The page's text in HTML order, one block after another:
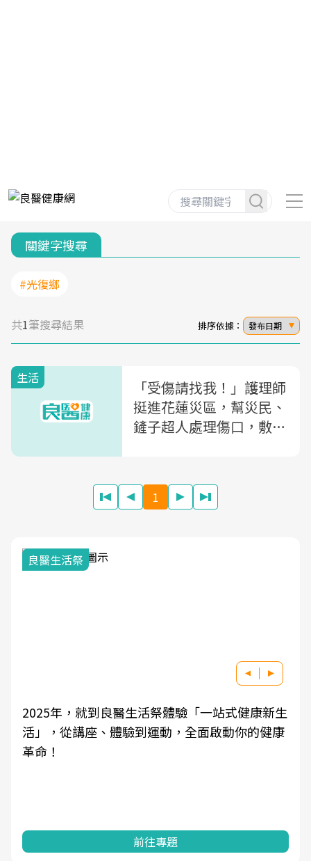
關鍵字搜尋
#光復鄉
共1筆搜尋結果 排序依據： 發布日期
生活
「受傷請找我！」護理師
挺進花蓮災區，幫災民、
鏟子超人處理傷口，敷料
1
康新生
健康
我與健康韌性的距離
良醫健康網從「換季的身體變化」出發，透
學觀點與日常感受的對話，建立對亞健康的
前往專題